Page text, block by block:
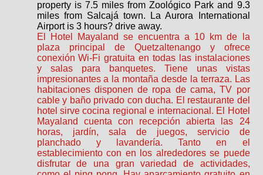
property is 7.5 miles from Zoológico Park and 9.3
miles from Salcajá town. La Aurora International
Airport is 3 hours? drive away.
El Hotel Mayaland se encuentra a 10 km de la
plaza principal de Quetzaltenango y ofrece
conexión Wi-Fi gratuita en todas las instalaciones
y salas para banquetes. Tiene unas vistas
impresionantes a la montaña desde la terraza. Las
habitaciones disponen de ropa de cama, TV por
cable y baño privado con ducha. El restaurante del
hotel sirve cocina regional e internacional. El Hotel
Mayaland cuenta con recepción abierta las 24
horas, jardín, sala de juegos, servicio de
planchado y lavandería. Tanto en el
establecimiento con en los alrededores se puede
disfrutar de una gran variedad de actividades,